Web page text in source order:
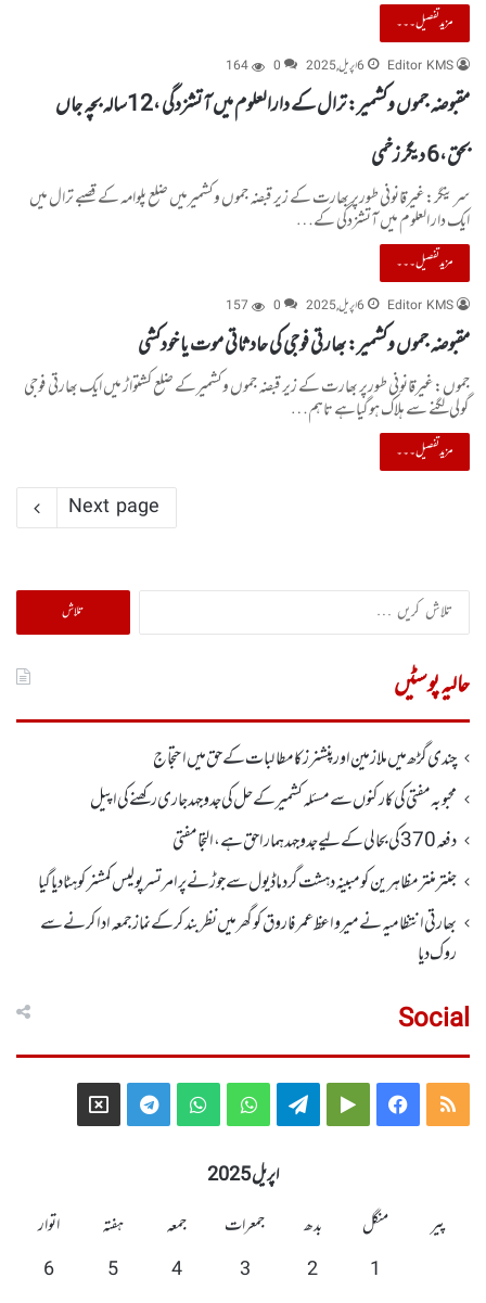
مزید تفصیل۔۔۔
Editor KMS 6 اپریل, 2025 0
164
مقبوضہ جموں وکشمیر: ترال کے دارالعلوم میں آتشزدگی ،12سالہ بچہ جاں
بحق،6 دیگر زخمی
سرینگر:غیرقانونی طورپر بھارت کے زیر قبضہ جموں وکشمیرمیں ضلع پلوامہ کے قصبے ترال میں
ایک دار العلوم میں آتشزدگی کے…
مزید تفصیل۔۔۔
Editor KMS 6 اپریل, 2025 0
157
مقبوضہ جموں وکشمیر: بھارتی فوجی کی حادثاتی موت یا خودکشی
جموں:غیرقانونی طورپر بھارت کے زیر قبضہ جموں وکشمیرکے ضلع کشتواڑ میں ایک بھارتی فوجی
گولی لگنے سے ہلاک ہوگیاہے تاہم…
مزید تفصیل۔۔۔
Next page
تلاش
کریں
حالیہ پوسٹیں
چندی گڑھ میں ملازمین اور پنشنرز کا مطالبات کے حق میں احتجاج
محبوبہ مفتی کی کارکنوں سے مسئلہ کشمیر کے حل کی جدوجہد جاری رکھنے کی اپیل
دفعہ370کی بحالی کے لیے جدوجہد ہمارا حق ہے، التجا مفتی
جنتر منتر مظاہرین کو مبینہ دہشت گرد ماڈیول سے جوڑنے پر امرتسر پولیس کمشنر کو ہٹا دیاگیا
بھارتی انتظامیہ نے میر واعظ عمر فاروق کو گھر میں نظر بندکر کے نماز جمعہ ادا کرنے سے
روک دیا
Social
RSS
Facebook
Google
Telegram
WhatsApp
WhatsApp
Telegram
X
اپریل 2025
پیر
منگل بدھ جمعرات جمعہ ہفتہ
اتوار
1
2
3
4
5
6